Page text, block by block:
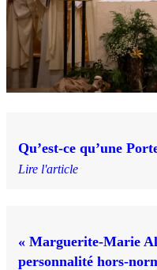
Qu’est-ce qu’une
Lire l'article
« Marguerite-Marie
personnalité hors-